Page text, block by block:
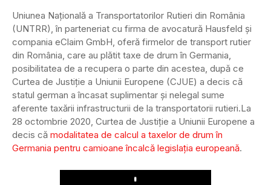
Uniunea Națională a Transportatorilor Rutieri din România
(UNTRR), în parteneriat cu firma de avocatură Hausfeld și
compania eClaim GmbH, oferă firmelor de transport rutier
din România, care au plătit taxe de drum în Germania,
posibilitatea de a recupera o parte din acestea, după ce
Curtea de Justiție a Uniunii Europene (CJUE) a decis că
statul german a încasat suplimentar și nelegal sume
aferente taxării infrastructurii de la transportatorii rutieri.La
28 octombrie 2020, Curtea de Justiție a Uniunii Europene a
decis că modalitatea de calcul a taxelor de drum în
Germania pentru camioane încalcă legislația europeană.